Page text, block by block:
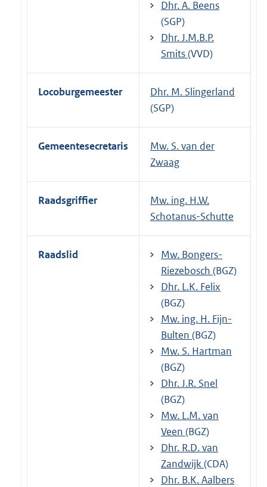
Dhr. A. Beens
(SGP)
Dhr. J.M.B.P.
Smits(VVD)
Locoburgemeester
Dhr. M. Slingerland
(SGP)
Gemeentesecretaris
Mw. S. van der
Zwaag
Raadsgriffier
Mw. ing. H.W.
Schotanus-Schutte
Raadslid
Mw. Bongers-
Riezebosch (BGZ)
Dhr. L.K. Felix
(BGZ)
Mw. ing. H. Fijn-
Bulten (BGZ)
Mw. S. Hartman
(BGZ)
Dhr. J.R. Snel
(BGZ)
Mw. L.M. van
Veen (BGZ)
Dhr. R.D. van
Zandwijk(CDA)
Dhr. B.K. Aalbers